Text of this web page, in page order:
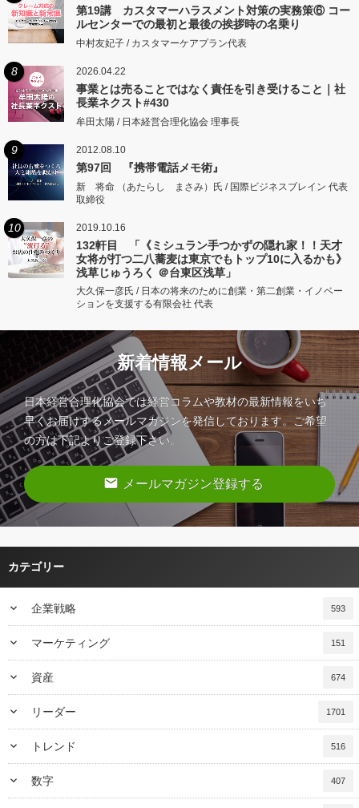
第19講 カスタマーハラスメント対策の実務策⑥ コー
ルセンターでの最初と最後の挨拶時の名乗り
中村友妃子 / カスタマーケアプラン代表
8 2026.04.22
事業とは売ることではなく責任を引き受けること｜社
長業ネクスト#430
牟田太陽 / 日本経営合理化協会 理事長
9 2012.08.10
第97回 『携帯電話メモ術』
新 将命 （あたらし まさみ）氏 / 国際ビジネスブレイン 代表
取締役
10 2019.10.16
132軒目 「《ミシュラン手つかずの隠れ家！！天才
女将が打つ二八蕎麦は東京でもトップ10に入るかも》
浅草じゅうろく ＠台東区浅草」
大久保一彦氏 / 日本の将来のために創業・第二創業・イノベー
ションを支援する有限会社 代表
新着情報メール
日本経営合理化協会では経営コラムや教材の最新情報をいち
早くお届けするメールマガジンを発信しております。ご希望
の方は下記よりご登録下さい。
email メールマガジン登録する
カテゴリー
keyboard_arrow_down 企業戦略 593
keyboard_arrow_down マーケティング 151
keyboard_arrow_down 資産 674
keyboard_arrow_down リーダー 1701
keyboard_arrow_down トレンド 516
keyboard_arrow_down 数字 407